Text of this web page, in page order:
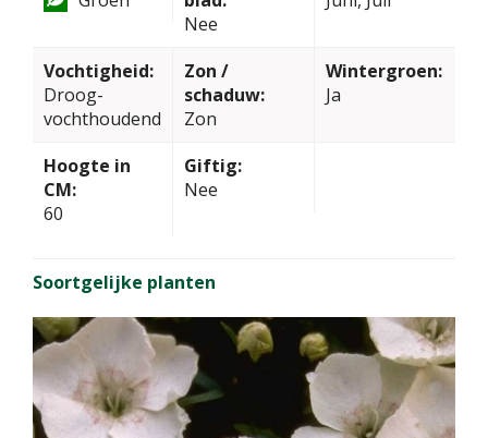
Nee
Vochtigheid:
Droog-
vochthoudend
Zon /
schaduw:
Zon
Wintergroen:
Ja
Hoogte in
CM:
60
Giftig:
Nee
Soortgelijke planten